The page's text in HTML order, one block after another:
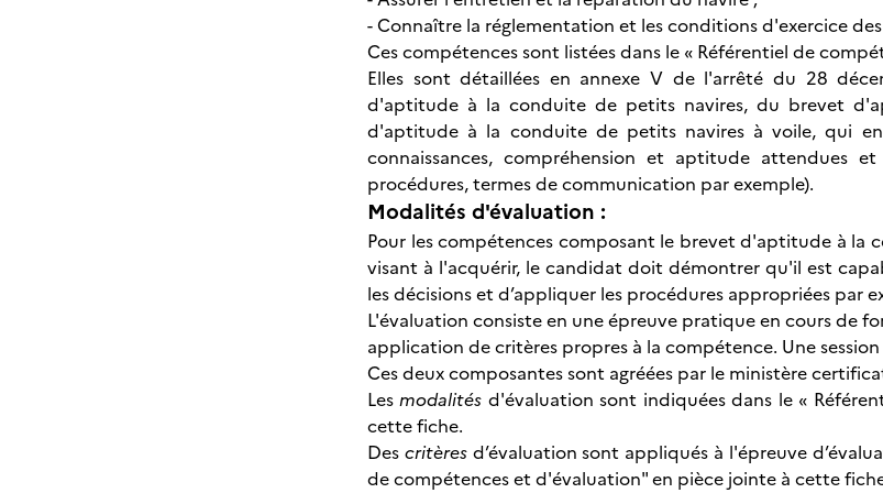
- Connaître la réglementation et les conditions d'exercice
Ces compétences sont listées dans le « Référentiel de
Elles sont détaillées en annexe V de l'arrêté du 28
d'aptitude à la conduite de petits navires, du brevet
d'aptitude à la conduite de petits navires à voile, qui
connaissances, compréhension et aptitude attendues
procédures, termes de communication par exemple).
Modalités d'évaluation :
Pour les compétences composant le brevet d'aptitude à la
visant à l'acquérir, le candidat doit démontrer qu'il est
les décisions et d’appliquer les procédures appropriées par
L'évaluation consiste en une épreuve pratique en cours de
application de critères propres à la compétence. Une
Ces deux composantes sont agréées par le ministère
Lesmodalités d'évaluation sont indiquées dans le «
cette fiche.
Des critèresd’évaluation sont appliqués à l'épreuve
de compétences et d'évaluation" en pièce jointe à cette